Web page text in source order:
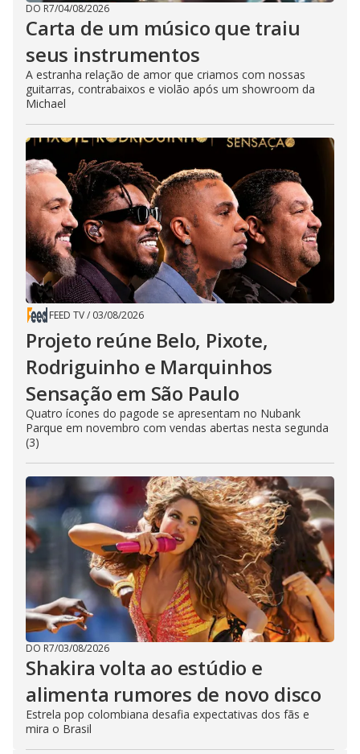
DO R7/04/08/2026
Carta de um músico que traiu
seus instrumentos
A estranha relação de amor que criamos com nossas
guitarras, contrabaixos e violão após um showroom da
Michael
FEED TV/ 03/08/2026
Projeto reúne Belo, Pixote,
Rodriguinho e Marquinhos
Sensação em São Paulo
Quatro ícones do pagode se apresentam no Nubank
Parque em novembro com vendas abertas nesta segunda
(3)
DO R7/03/08/2026
Shakira volta ao estúdio e
alimenta rumores de novo disco
Estrela pop colombiana desafia expectativas dos fãs e
mira o Brasil